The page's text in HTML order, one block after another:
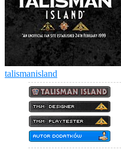
talismanisland